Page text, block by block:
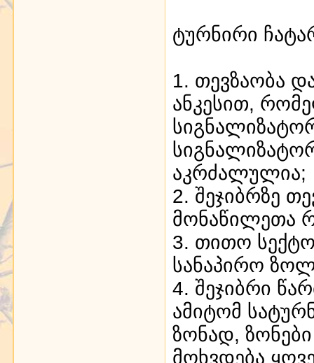
ტურნირი
1. თევზაობა
ანკესით,
აკრძალულია;
2. შეჯიბრზე
მონაწილეთა
3. თითო
სანაპირო
4. შეჯიბრი
ამიტომ
ზონად,
მოხვდება